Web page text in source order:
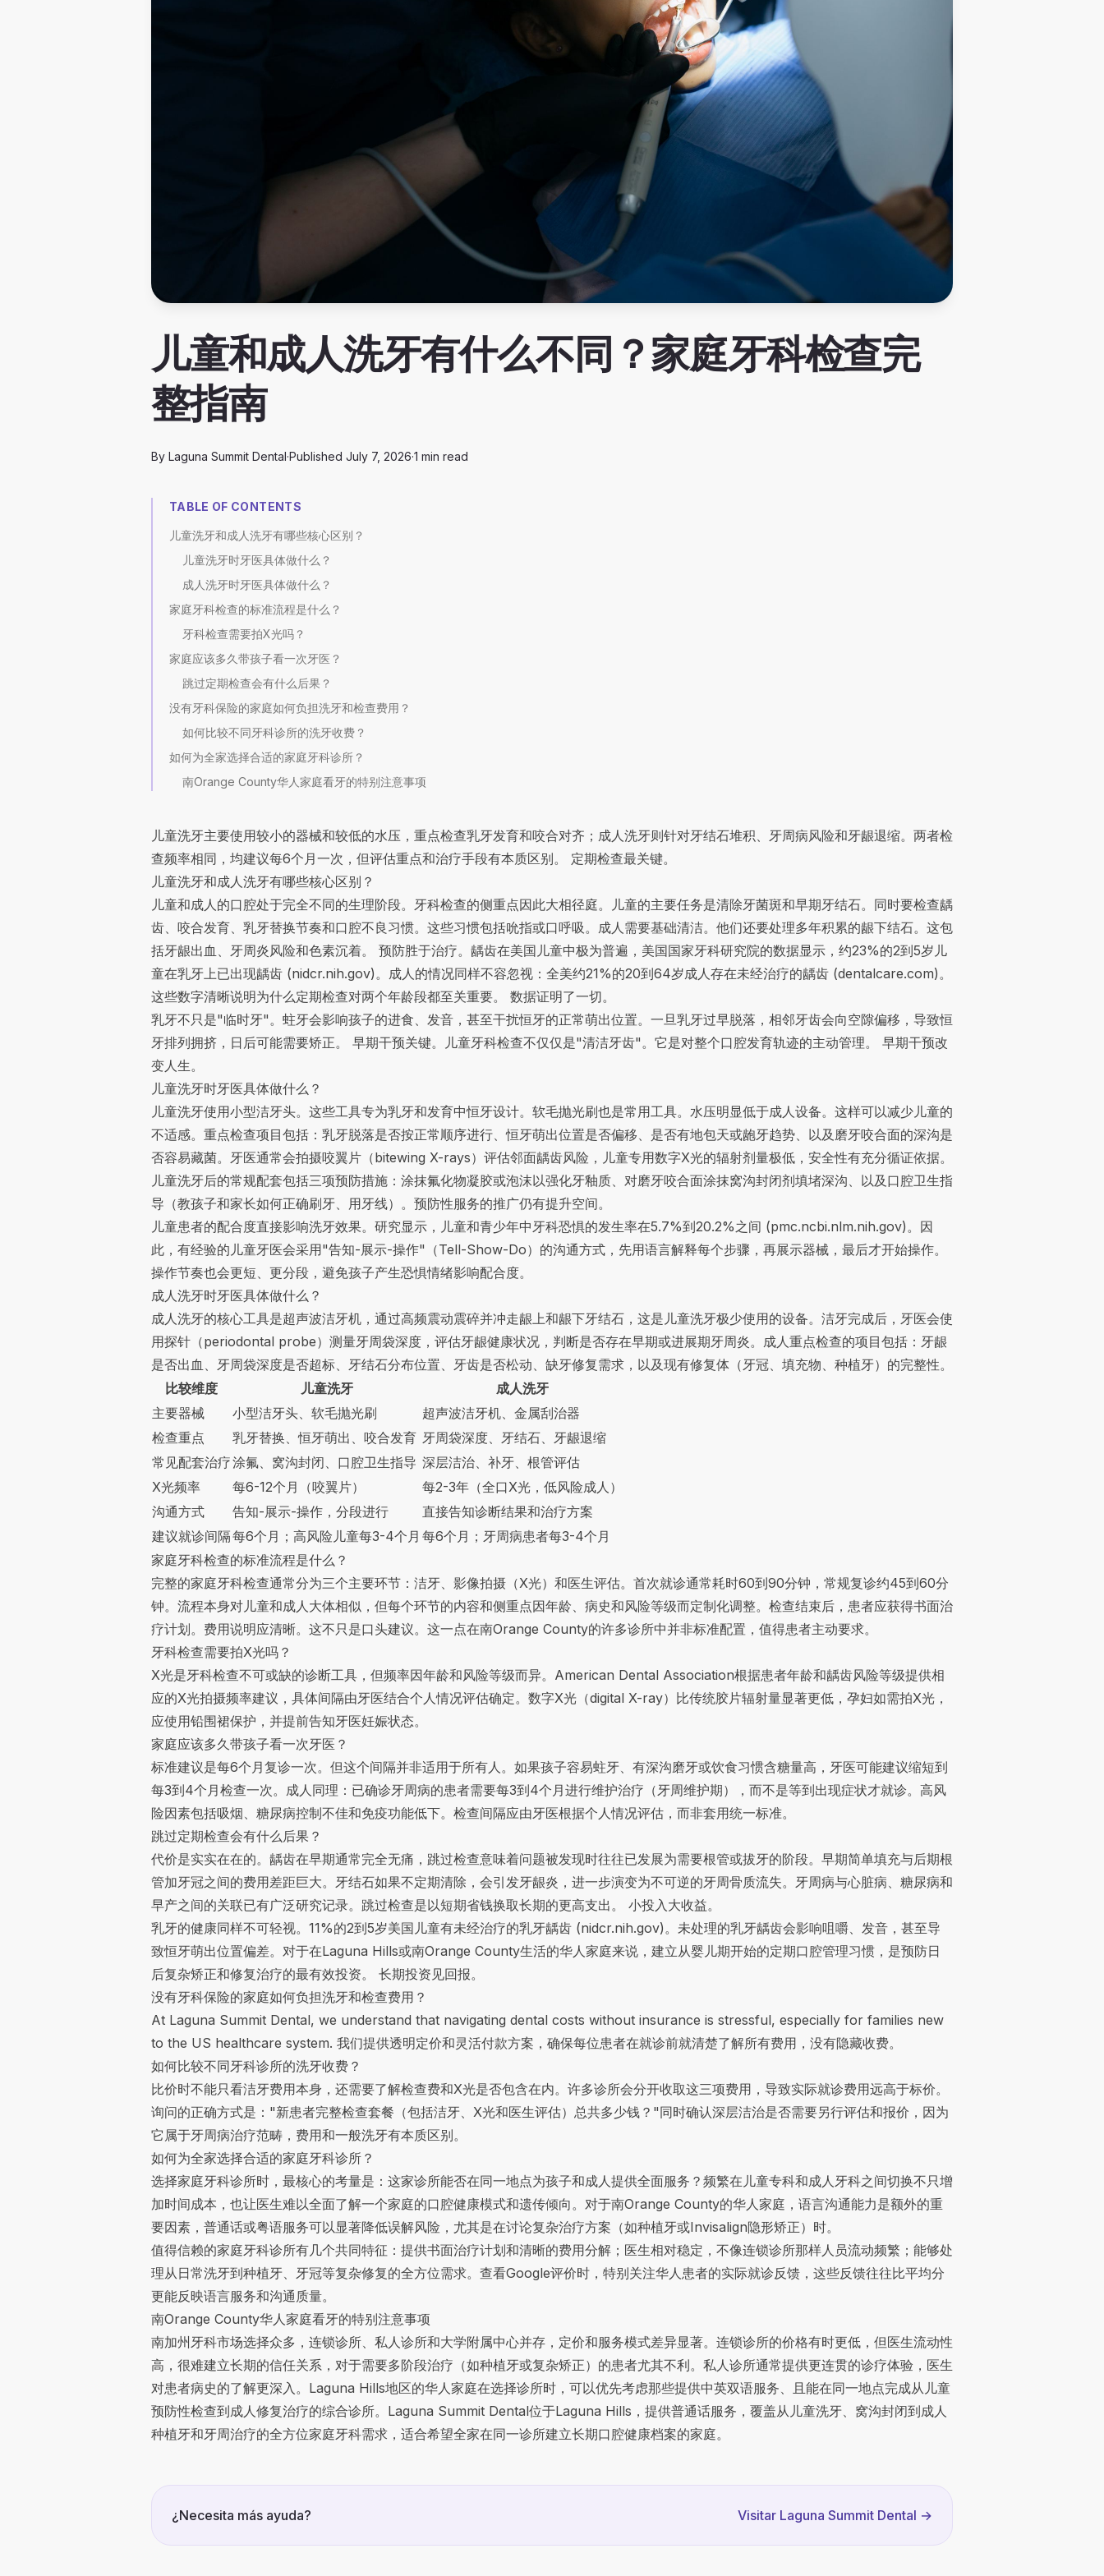
儿童和成人洗牙有什么不同？家庭牙科检查完
整指南
By Laguna Summit Dental ·Published July 7, 2026·1 min read
TABLE OF CONTENTS
儿童洗牙和成人洗牙有哪些核心区别？
儿童洗牙时牙医具体做什么？
成人洗牙时牙医具体做什么？
家庭牙科检查的标准流程是什么？
牙科检查需要拍X光吗？
家庭应该多久带孩子看一次牙医？
跳过定期检查会有什么后果？
没有牙科保险的家庭如何负担洗牙和检查费用？
如何比较不同牙科诊所的洗牙收费？
如何为全家选择合适的家庭牙科诊所？
南Orange County华人家庭看牙的特别注意事项
儿童洗牙主要使用较小的器械和较低的水压，重点检查乳牙发育和咬合对齐；成人洗牙则针对牙结石堆积、牙周病风险和牙龈退缩。两者检
查频率相同，均建议每6个月一次，但评估重点和治疗手段有本质区别。 定期检查最关键。
儿童洗牙和成人洗牙有哪些核心区别？
儿童和成人的口腔处于完全不同的生理阶段。牙科检查的侧重点因此大相径庭。儿童的主要任务是清除牙菌斑和早期牙结石。同时要检查龋
齿、咬合发育、乳牙替换节奏和口腔不良习惯。这些习惯包括吮指或口呼吸。成人需要基础清洁。他们还要处理多年积累的龈下结石。这包
括牙龈出血、牙周炎风险和色素沉着。 预防胜于治疗。龋齿在美国儿童中极为普遍，美国国家牙科研究院的数据显示，约23%的2到5岁儿
童在乳牙上已出现龋齿 (nidcr.nih.gov)。成人的情况同样不容忽视：全美约21%的20到64岁成人存在未经治疗的龋齿 (dentalcare.com)。
这些数字清晰说明为什么定期检查对两个年龄段都至关重要。 数据证明了一切。
乳牙不只是"临时牙"。蛀牙会影响孩子的进食、发音，甚至干扰恒牙的正常萌出位置。一旦乳牙过早脱落，相邻牙齿会向空隙偏移，导致恒
牙排列拥挤，日后可能需要矫正。 早期干预关键。儿童牙科检查不仅仅是"清洁牙齿"。它是对整个口腔发育轨迹的主动管理。 早期干预改
变人生。
儿童洗牙时牙医具体做什么？
儿童洗牙使用小型洁牙头。这些工具专为乳牙和发育中恒牙设计。软毛抛光刷也是常用工具。水压明显低于成人设备。这样可以减少儿童的
不适感。重点检查项目包括：乳牙脱落是否按正常顺序进行、恒牙萌出位置是否偏移、是否有地包天或龅牙趋势、以及磨牙咬合面的深沟是
否容易藏菌。牙医通常会拍摄咬翼片（bitewing X-rays）评估邻面龋齿风险，儿童专用数字X光的辐射剂量极低，安全性有充分循证依据。
儿童洗牙后的常规配套包括三项预防措施：涂抹氟化物凝胶或泡沫以强化牙釉质、对磨牙咬合面涂抹窝沟封闭剂填堵深沟、以及口腔卫生指
导（教孩子和家长如何正确刷牙、用牙线）。预防性服务的推广仍有提升空间。
儿童患者的配合度直接影响洗牙效果。研究显示，儿童和青少年中牙科恐惧的发生率在5.7%到20.2%之间 (pmc.ncbi.nlm.nih.gov)。因
此，有经验的儿童牙医会采用"告知-展示-操作"（Tell-Show-Do）的沟通方式，先用语言解释每个步骤，再展示器械，最后才开始操作。
操作节奏也会更短、更分段，避免孩子产生恐惧情绪影响配合度。
成人洗牙时牙医具体做什么？
成人洗牙的核心工具是超声波洁牙机，通过高频震动震碎并冲走龈上和龈下牙结石，这是儿童洗牙极少使用的设备。洁牙完成后，牙医会使
用探针（periodontal probe）测量牙周袋深度，评估牙龈健康状况，判断是否存在早期或进展期牙周炎。成人重点检查的项目包括：牙龈
是否出血、牙周袋深度是否超标、牙结石分布位置、牙齿是否松动、缺牙修复需求，以及现有修复体（牙冠、填充物、种植牙）的完整性。
比较维度
儿童洗牙
成人洗牙
主要器械
小型洁牙头、软毛抛光刷
超声波洁牙机、金属刮治器
检查重点
乳牙替换、恒牙萌出、咬合发育 牙周袋深度、牙结石、牙龈退缩
常见配套治疗涂氟、窝沟封闭、口腔卫生指导 深层洁治、补牙、根管评估
X光频率
每6-12个月（咬翼片）
每2-3年（全口X光，低风险成人）
沟通方式
告知-展示-操作，分段进行
直接告知诊断结果和治疗方案
建议就诊间隔每6个月；高风险儿童每3-4个月 每6个月；牙周病患者每3-4个月
家庭牙科检查的标准流程是什么？
完整的家庭牙科检查通常分为三个主要环节：洁牙、影像拍摄（X光）和医生评估。首次就诊通常耗时60到90分钟，常规复诊约45到60分
钟。流程本身对儿童和成人大体相似，但每个环节的内容和侧重点因年龄、病史和风险等级而定制化调整。检查结束后，患者应获得书面治
疗计划。费用说明应清晰。这不只是口头建议。这一点在南Orange County的许多诊所中并非标准配置，值得患者主动要求。
牙科检查需要拍X光吗？
X光是牙科检查不可或缺的诊断工具，但频率因年龄和风险等级而异。American Dental Association根据患者年龄和龋齿风险等级提供相
应的X光拍摄频率建议，具体间隔由牙医结合个人情况评估确定。数字X光（digital X-ray）比传统胶片辐射量显著更低，孕妇如需拍X光，
应使用铅围裙保护，并提前告知牙医妊娠状态。
家庭应该多久带孩子看一次牙医？
标准建议是每6个月复诊一次。但这个间隔并非适用于所有人。如果孩子容易蛀牙、有深沟磨牙或饮食习惯含糖量高，牙医可能建议缩短到
每3到4个月检查一次。成人同理：已确诊牙周病的患者需要每3到4个月进行维护治疗（牙周维护期），而不是等到出现症状才就诊。高风
险因素包括吸烟、糖尿病控制不佳和免疫功能低下。检查间隔应由牙医根据个人情况评估，而非套用统一标准。
跳过定期检查会有什么后果？
代价是实实在在的。龋齿在早期通常完全无痛，跳过检查意味着问题被发现时往往已发展为需要根管或拔牙的阶段。早期简单填充与后期根
管加牙冠之间的费用差距巨大。牙结石如果不定期清除，会引发牙龈炎，进一步演变为不可逆的牙周骨质流失。牙周病与心脏病、糖尿病和
早产之间的关联已有广泛研究记录。跳过检查是以短期省钱换取长期的更高支出。 小投入大收益。
乳牙的健康同样不可轻视。11%的2到5岁美国儿童有未经治疗的乳牙龋齿 (nidcr.nih.gov)。未处理的乳牙龋齿会影响咀嚼、发音，甚至导
致恒牙萌出位置偏差。对于在Laguna Hills或南Orange County生活的华人家庭来说，建立从婴儿期开始的定期口腔管理习惯，是预防日
后复杂矫正和修复治疗的最有效投资。 长期投资见回报。
没有牙科保险的家庭如何负担洗牙和检查费用？
At Laguna Summit Dental, we understand that navigating dental costs without insurance is stressful, especially for families new
to the US healthcare system. 我们提供透明定价和灵活付款方案 ，确保每位患者在就诊前就清楚了解所有费用，没有隐藏收费。
如何比较不同牙科诊所的洗牙收费？
比价时不能只看洁牙费用本身，还需要了解检查费和X光是否包含在内。许多诊所会分开收取这三项费用，导致实际就诊费用远高于标价。
询问的正确方式是："新患者完整检查套餐（包括洁牙、X光和医生评估）总共多少钱？"同时确认深层洁治是否需要另行评估和报价，因为
它属于牙周病治疗范畴，费用和一般洗牙有本质区别。
如何为全家选择合适的家庭牙科诊所？
选择家庭牙科诊所时，最核心的考量是：这家诊所能否在同一地点为孩子和成人提供全面服务？频繁在儿童专科和成人牙科之间切换不只增
加时间成本，也让医生难以全面了解一个家庭的口腔健康模式和遗传倾向。对于南Orange County的华人家庭，语言沟通能力是额外的重
要因素，普通话或粤语服务可以显著降低误解风险，尤其是在讨论复杂治疗方案（如种植牙或Invisalign隐形矫正）时。
值得信赖的家庭牙科诊所有几个共同特征：提供书面治疗计划和清晰的费用分解；医生相对稳定，不像连锁诊所那样人员流动频繁；能够处
理从日常洗牙到种植牙、牙冠等复杂修复的全方位需求。查看Google评价时，特别关注华人患者的实际就诊反馈，这些反馈往往比平均分
更能反映语言服务和沟通质量。
南Orange County华人家庭看牙的特别注意事项
南加州牙科市场选择众多，连锁诊所、私人诊所和大学附属中心并存，定价和服务模式差异显著。连锁诊所的价格有时更低，但医生流动性
高，很难建立长期的信任关系，对于需要多阶段治疗（如种植牙或复杂矫正）的患者尤其不利。私人诊所通常提供更连贯的诊疗体验，医生
对患者病史的了解更深入。Laguna Hills地区的华人家庭在选择诊所时，可以优先考虑那些提供中英双语服务、且能在同一地点完成从儿童
预防性检查到成人修复治疗的综合诊所。Laguna Summit Dental位于Laguna Hills，提供普通话服务，覆盖从儿童洗牙、窝沟封闭到成人
种植牙和牙周治疗的全方位家庭牙科需求，适合希望全家在同一诊所建立长期口腔健康档案的家庭。
¿Necesita más ayuda? Visitar Laguna Summit Dental →